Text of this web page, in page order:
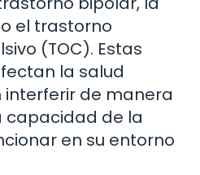
el trastorno
(TOC). Estas
la salud
de manera
capacidad de la
en su entorno